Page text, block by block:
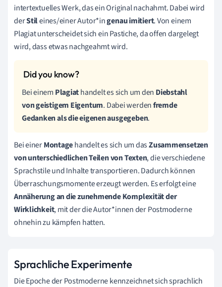
intertextuelles Werk, das ein Original nachahmt. Dabei wird
derStileines/einer Autor*ingenau imitiert. Von einem
Plagiat unterscheidet sich ein Pastiche, da offen dargelegt
wird, dass etwas nachgeahmt wird.
Bei einem Plagiathandelt es sich um den Diebstahl
von geistigem Eigentum. Dabei werdenfremde
Gedanken als die eigenen ausgegeben.
Bei einerMontagehandelt es sich um dasZusammensetzen
von unterschiedlichen Teilen von Texten, die verschiedene
Sprachstile und Inhalte transportieren. Dadurch können
Überraschungsmomente erzeugt werden. Es erfolgt eine
Annäherung an die zunehmende Komplexität der
Wirklichkeit, mit der die Autor*innen der Postmoderne
ohnehin zu kämpfen hatten.
Sprachliche Experimente
Die Epoche der Postmoderne kennzeichnet sich sprachlich